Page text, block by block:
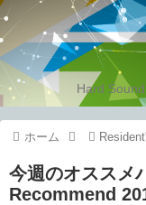
Hard
ホーム
今週のオススメ
Recommend